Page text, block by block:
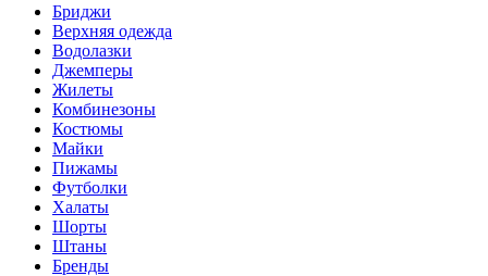
Бриджи
Верхняя одежда
Водолазки
Джемперы
Жилеты
Комбинезоны
Костюмы
Майки
Пижамы
Футболки
Халаты
Шорты
Штаны
Бренды